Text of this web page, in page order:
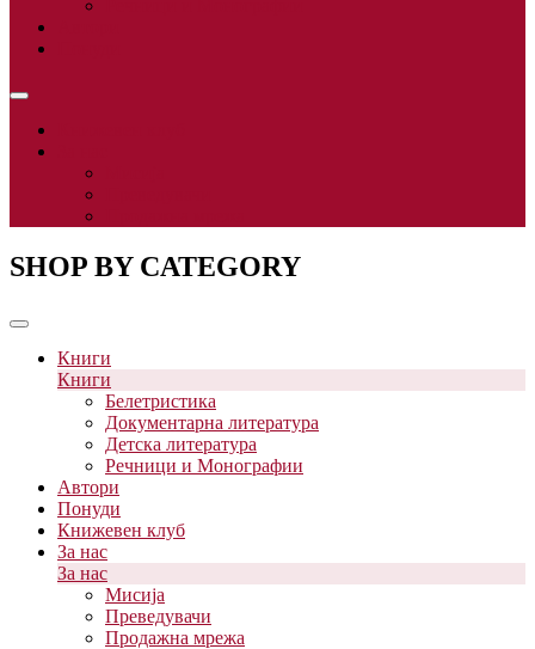
SHOP BY CATEGORY
Книги
Книги
Белетристика
Документарна литература
Детска литература
Речници и Монографии
Автори
Понуди
Книжевен клуб
За нас
За нас
Мисија
Преведувачи
Продажна мрежа